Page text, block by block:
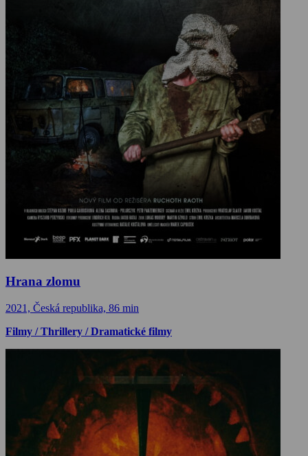
Hrana zlomu
2021, Česká republika, 86 min
Filmy / Thrillery / Dramatické filmy